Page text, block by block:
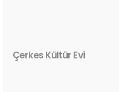
Çerkes Kültür Evi